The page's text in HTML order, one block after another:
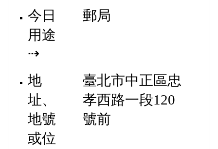
今日
用途
⇢
郵局
地
址、
地號
或位
臺北市中正區忠
孝西路一段120
號前